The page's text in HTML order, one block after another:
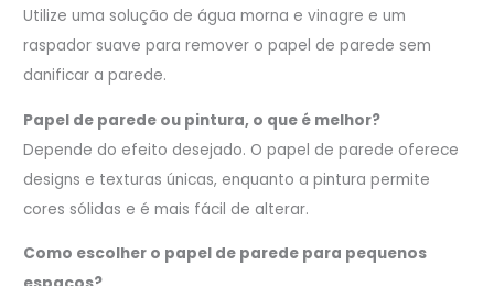
Utilize uma solução de água morna e vinagre e um
raspador suave para remover o papel de parede sem
danificar a parede.
Papel de parede ou pintura, o que é melhor?
Depende do efeito desejado. O papel de parede oferece
designs e texturas únicas, enquanto a pintura permite
cores sólidas e é mais fácil de alterar.
Como escolher o papel de parede para pequenos